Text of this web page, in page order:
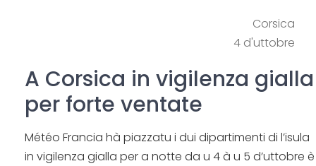
Corsica
4 d'uttobre
A Corsica in vigilenza gialla
per forte ventate
Météo Francia hà piazzatu i dui dipartimenti di l’isula
in vigilenza gialla per a notte da u 4 à u 5 d’uttobre è